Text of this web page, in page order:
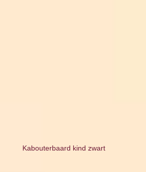
Kabouterbaard kind zwart